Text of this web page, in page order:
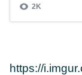
https://